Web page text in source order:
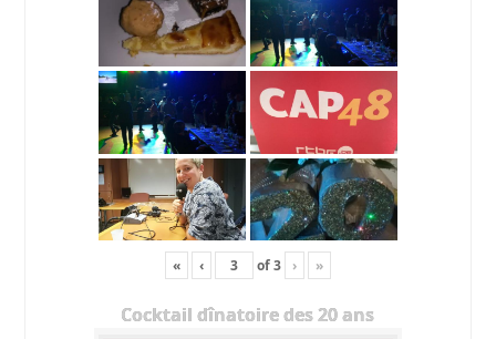
« ‹ of3 › »
Cocktail dînatoire des 20 ans